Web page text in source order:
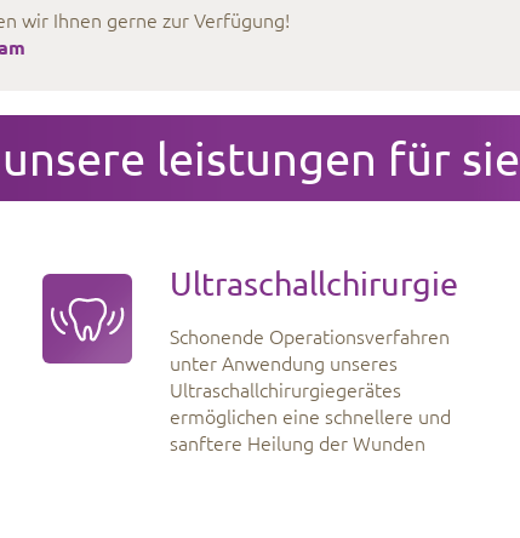
wir Ihnen gerne zur Verfügung!
unsere leistungen für sie
Ultraschallchirurgie
Schonende Operationsverfahren
unter Anwendung unseres
Ultraschallchirurgiegerätes
ermöglichen eine schnellere und
sanftere Heilung der Wunden